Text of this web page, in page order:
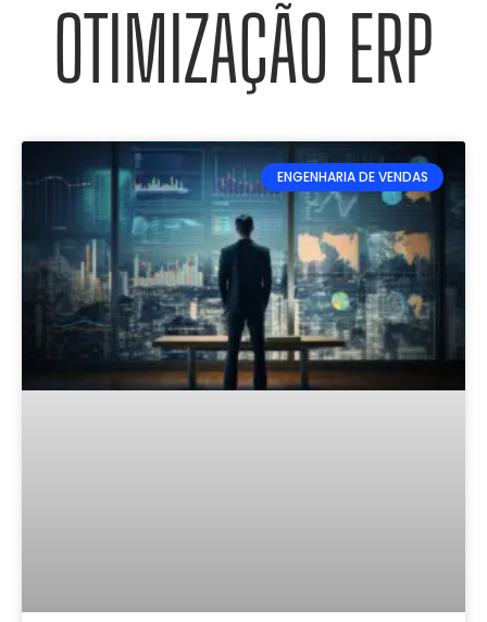
OTIMIZAÇÃO ERP
ENGENHARIA DE VENDAS